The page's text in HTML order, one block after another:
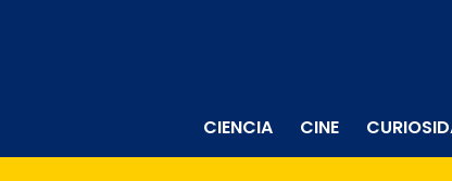
CIENCIA CINE